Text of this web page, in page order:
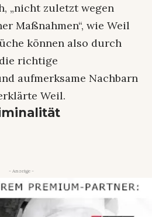
„nicht zuletzt wegen
Maßnahmen“, wie Weil
können also durch
richtige
aufmerksame Nachbarn
Weil.
- Anzeige -